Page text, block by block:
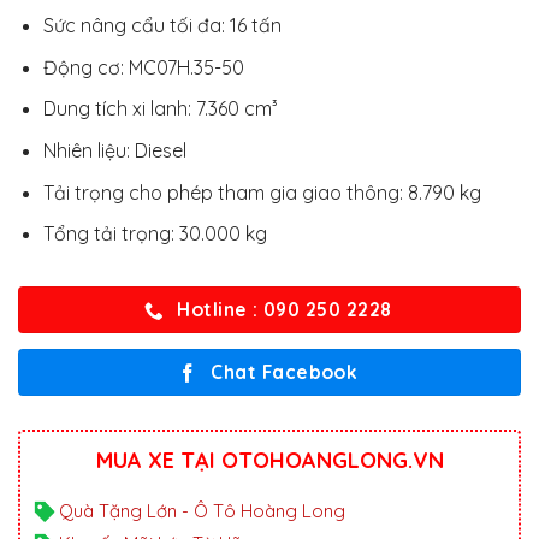
Sức nâng cẩu tối đa: 16 tấn
Động cơ: MC07H.35-50
Dung tích xi lanh: 7.360 cm³
Nhiên liệu: Diesel
Tải trọng cho phép tham gia giao thông: 8.790 kg
Tổng tải trọng: 30.000 kg
Hotline : 090 250 2228
Chat Facebook
MUA XE TẠI OTOHOANGLONG.VN
Quà Tặng Lớn - Ô Tô Hoàng Long